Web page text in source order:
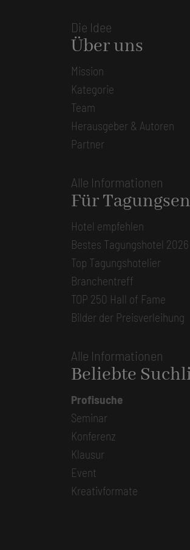
Die Idee
Über uns
Mission
Kategorie
Team
Herausgeber & Autoren
Partner
Alle Informationen
Für
Hotel empfehlen
Bestes Tagungshotel 2026
Top Tagungshotelier
Branchentreff
TOP 250 Hall of Fame
Bilder der Preisverleihung
Alle Informationen
Beliebte
Profisuche
Seminar
Konferenz
Klausur
Event
Kreativformate